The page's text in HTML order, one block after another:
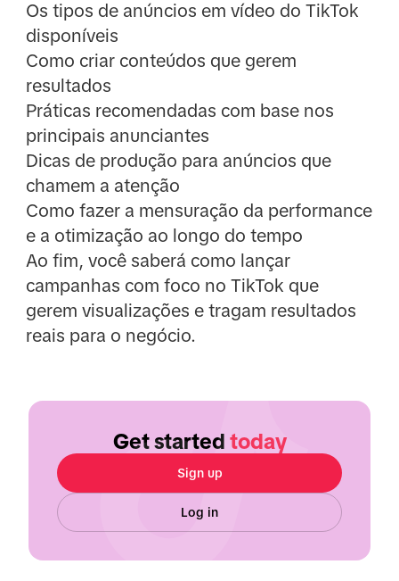
Os tipos de anúncios em vídeo do TikTok
disponíveis
Como criar conteúdos que gerem
resultados
Práticas recomendadas com base nos
principais anunciantes
Dicas de produção para anúncios que
chamem a atenção
Como fazer a mensuração da performance
e a otimização ao longo do tempo
Ao fim, você saberá como lançar
campanhas com foco no TikTok que
gerem visualizações e tragam resultados
reais para o negócio.
Get started today
Sign up
Log in